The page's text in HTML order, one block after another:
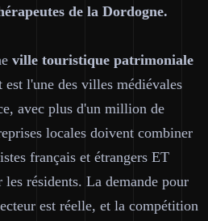
de la Dordogne.
ville touristique patrimoniale
l'une des villes médiévales
avec plus d'un million de
locales doivent combiner
français et étrangers ET
résidents. La demande pour
est réelle, et la compétition